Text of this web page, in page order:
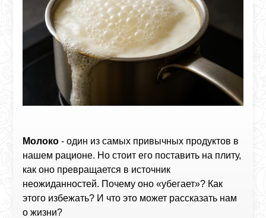
Молоко - один из самых привычных продуктов в
нашем рационе. Но стоит его поставить на плиту,
как оно превращается в источник
неожиданностей. Почему оно «убегает»? Как
этого избежать? И что это может рассказать нам
о жизни?